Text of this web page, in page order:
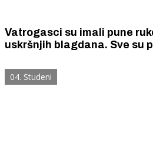
Vatrogasci su imali pune
uskršnjih blagdana. Sve su
04. Studeni